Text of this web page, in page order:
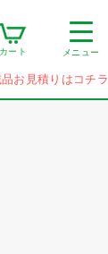
カート メニュー
お見積りはコチラ